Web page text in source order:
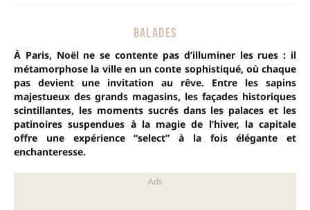
BALADES
À Paris, Noël ne se contente pas d’illuminer les rues : il
métamorphose la ville en un conte sophistiqué, où chaque
pas devient une invitation au rêve. Entre les sapins
majestueux des grands magasins, les façades historiques
scintillantes, les moments sucrés dans les palaces et les
patinoires suspendues à la magie de l’hiver, la capitale
offre une expérience “select” à la fois élégante et
enchanteresse.